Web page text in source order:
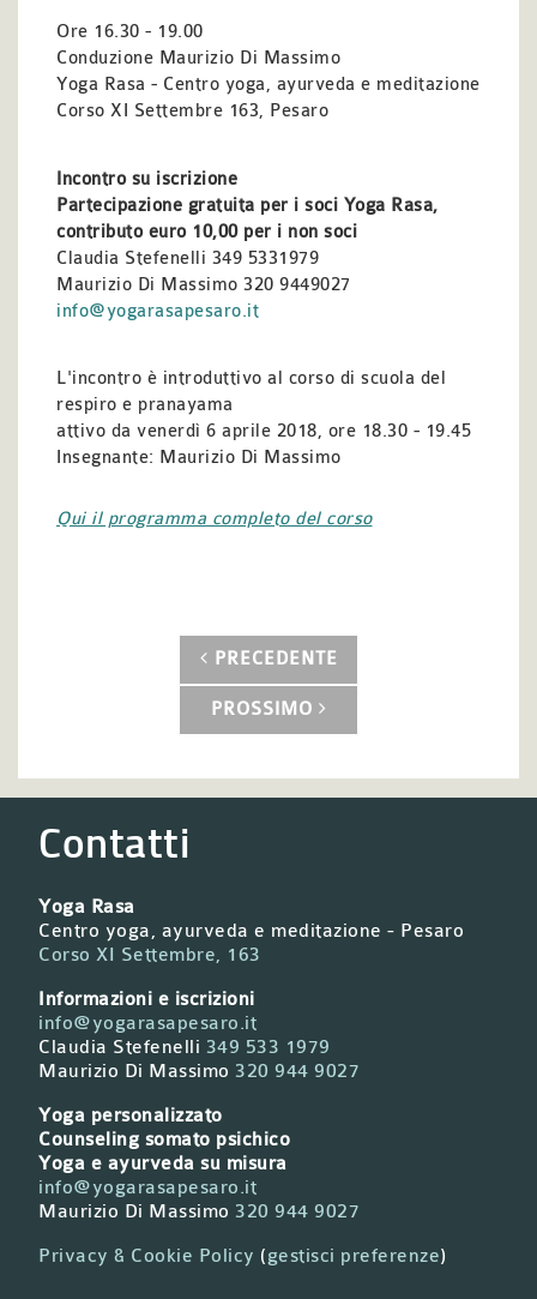
Ore 16.30 - 19.00
Conduzione Maurizio Di Massimo
Yoga Rasa - Centro yoga, ayurveda e meditazione
Corso XI Settembre 163, Pesaro
Incontro su iscrizione
Partecipazione gratuita per i soci Yoga Rasa,
contributo euro 10,00 per i non soci
Claudia Stefenelli 349 5331979
Maurizio Di Massimo 320 9449027
info@yogarasapesaro.it
L'incontro è introduttivo al corso di scuola del
respiro e pranayama
attivo da venerdì 6 aprile 2018, ore 18.30 - 19.45
Insegnante: Maurizio Di Massimo
Qui il programma completo del corso
PRECEDENTE
PROSSIMO
Contatti
Yoga Rasa
Centro yoga, ayurveda e meditazione - Pesaro
Corso XI Settembre, 163
Informazioni e iscrizioni
info@yogarasapesaro.it
Claudia Stefenelli 349 533 1979
Maurizio Di Massimo 320 944 9027
Yoga personalizzato
Counseling somato psichico
Yoga e ayurveda su misura
info@yogarasapesaro.it
Maurizio Di Massimo 320 944 9027
Privacy & Cookie Policy (gestisci preferenze)